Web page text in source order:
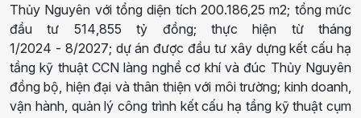
Thủy Nguyên với tổngdiện tích 200.186,25 m2; tổng mức
đầu tư 514 855 tỷ đồng; thực hiện từ tháng
1/2024 - 8/2027; dự án được đầu tư xây dựng kết cấu hạ
tầng kỹ thuậtCCN làng nghề cơ khí và đúc Thủy Nguyên
đồng bộ, hiện đại và thân thiện với môi trường; kinh doanh,
vận hành, quản lý công trình kết cấu hạ tầng kỹ thuật cụm